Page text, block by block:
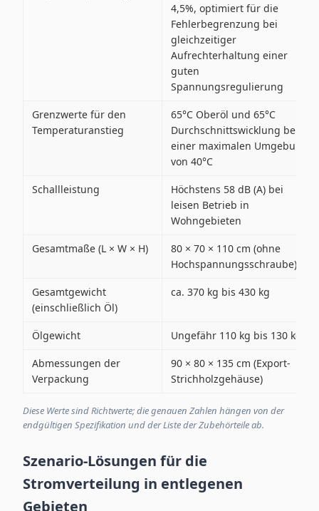
4,5%, optimiert für die
Fehlerbegrenzung bei
gleichzeitiger
Aufrechterhaltung einer
guten
Spannungsregulierung
Grenzwerte für den
Temperaturanstieg
65°C Oberöl und 65°C
Durchschnittswicklung bei
einer maximalen Umgebung
von 40°C
Schallleistung
Höchstens 58 dB (A) bei
leisen Betrieb in
Wohngebieten
Gesamtmaße (L × W × H)
80 × 70 × 110 cm (ohne
Hochspannungsschraube)
Gesamtgewicht
(einschließlich Öl)
ca. 370 kg bis 430 kg
Ölgewicht Ungefähr 110 kg bis 130 kg
Abmessungen der
Verpackung
90 × 80 × 135 cm (Export-
Strichholzgehäuse)
Diese Werte sind Richtwerte; die genauen Zahlen hängen von der
endgültigen Spezifikation und der Liste der Zubehörteile ab.
Szenario-Lösungen für die
Stromverteilung in entlegenen
Gebieten